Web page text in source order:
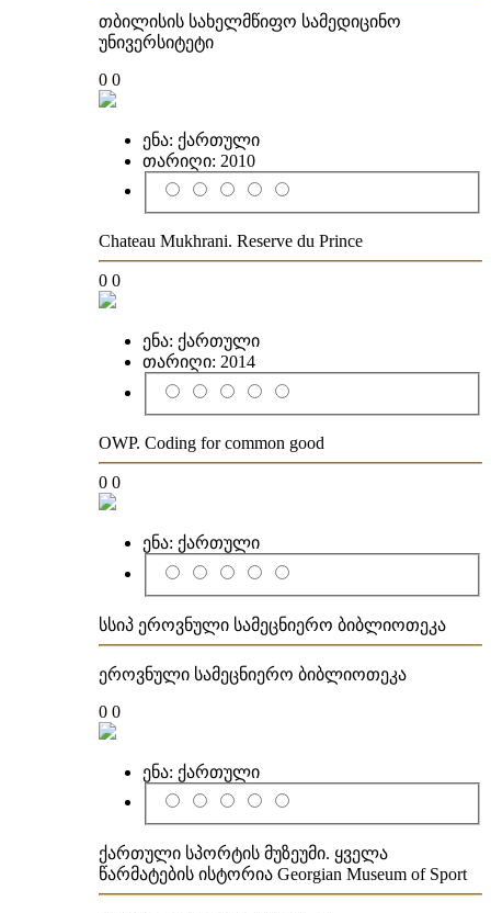
თბილისის სახელმწიფო სამედიცინო
უნივერსიტეტი
0 0
ენა: ქართული
თარიღი: 2010
Chateau Mukhrani. Reserve du Prince
0 0
ენა: ქართული
თარიღი: 2014
OWP. Coding for common good
0 0
ენა: ქართული
სსიპ ეროვნული სამეცნიერო ბიბლიოთეკა
ეროვნული სამეცნიერო ბიბლიოთეკა
0 0
ენა: ქართული
ქართული სპორტის მუზეუმი. ყველა
წარმატების ისტორია Georgian Museum of Sport